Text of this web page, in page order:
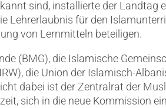
sind, installierte der Landtag
Lehrerlaubnis für den
von Lernmitteln beteiligen.
(BMG), die Islamische
die Union der Islamisch-
dabei ist der Zentralrat der
sich in die neue Kommission